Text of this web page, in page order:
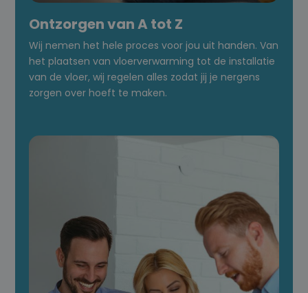
Ontzorgen van A tot Z
Wij nemen het hele proces voor jou uit handen. Van
het plaatsen van vloerverwarming tot de installatie
van de vloer, wij regelen alles zodat jij je nergens
zorgen over hoeft te maken.